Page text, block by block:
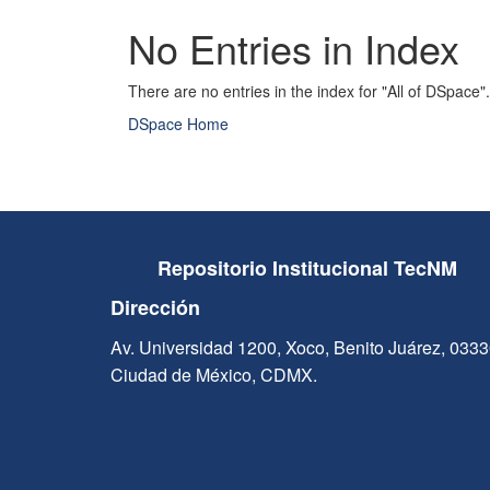
No Entries in Index
There are no entries in the index for "All of DSpace".
DSpace Home
Repositorio Institucional TecNM
Dirección
Av. Universidad 1200, Xoco, Benito Juárez,
Ciudad de México, CDMX.